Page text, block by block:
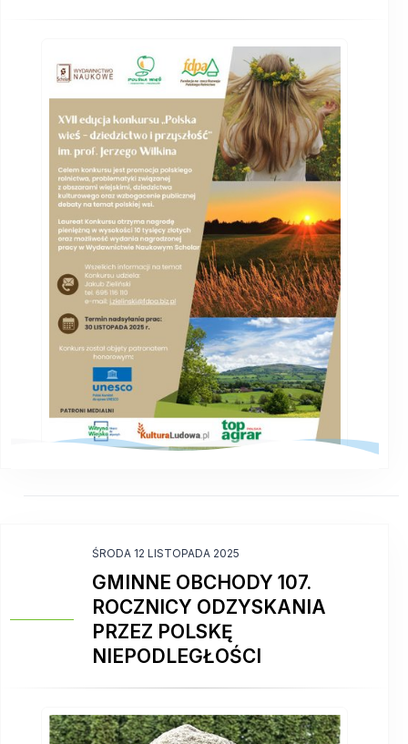
ŚRODA 12 LISTOPADA 2025
GMINNE OBCHODY 107.
ROCZNICY ODZYSKANIA
PRZEZ POLSKĘ
NIEPODLEGŁOŚCI